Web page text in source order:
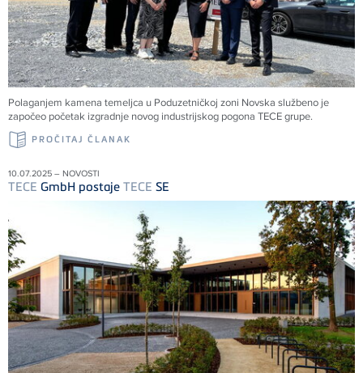
Polaganjem kamena temeljca u Poduzetničkoj zoni Novska službeno je
započeo početak izgradnje novog industrijskog pogona TECEgrupe.
PROČITAJ ČLANAK
10.07.2025 – NOVOSTI
TECE GmbH postaje TECE SE